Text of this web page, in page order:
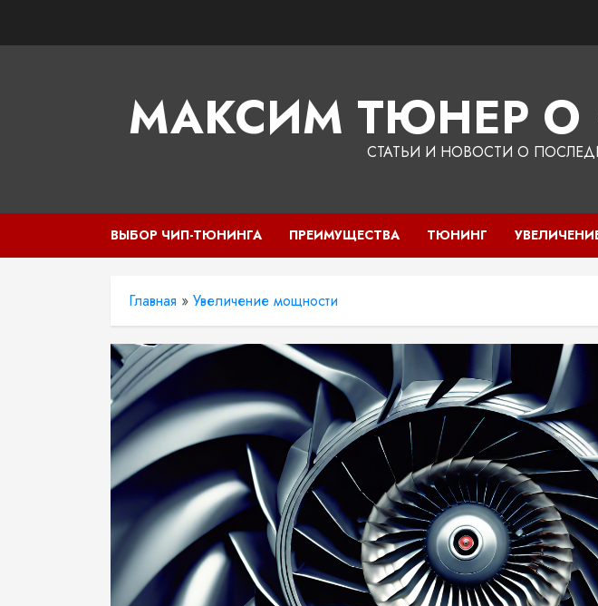
МАКСИМ ТЮНЕР О
СТАТЬИ И НОВОСТИ О
ВЫБОР ЧИП-ТЮНИНГА ПРЕИМУЩЕСТВА ТЮНИНГ
Главная » Увеличение мощности